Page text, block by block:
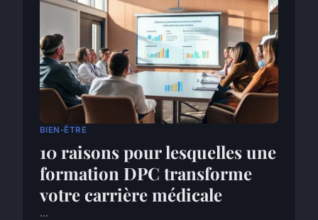
BIEN-ÊTRE
10 raisons pour lesquelles une
formation DPC transforme
votre carrière médicale
...